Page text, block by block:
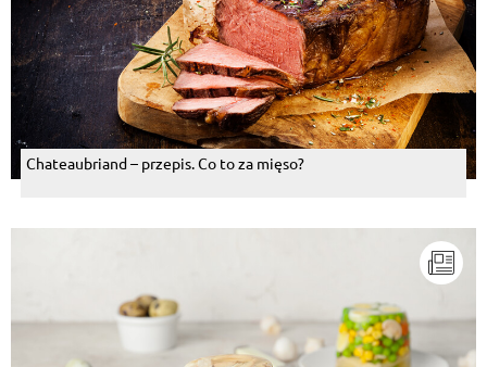
Chateaubriand – przepis. Co to za mięso?